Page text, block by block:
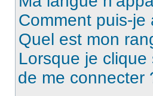
Comment puis-je
Quel est mon
Lorsque je clique
de me connecter